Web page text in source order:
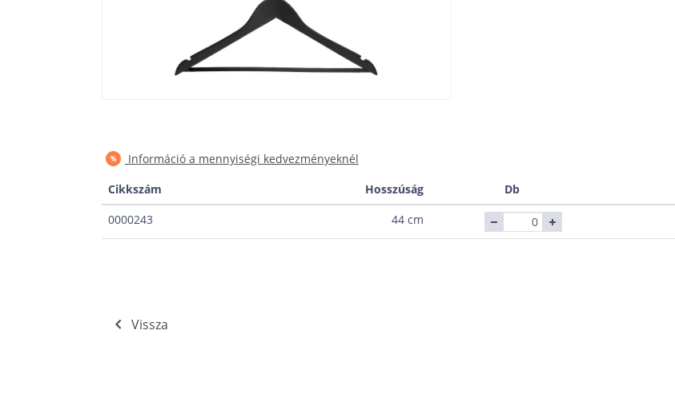
Információ a mennyiségi kedvezményeknél
Cikkszám
Hosszúság Db
0000243
44 cm
Vissza